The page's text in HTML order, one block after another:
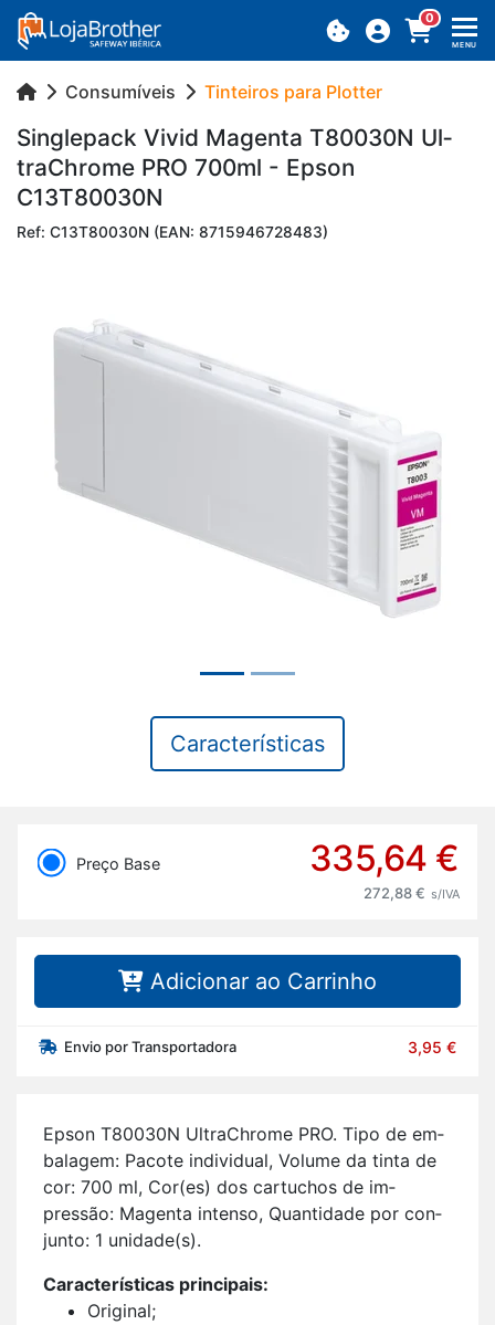
0
MENU
Consumíveis Tinteiros para Plotter
Sin­gle­pack Vivid Ma­genta T80030N Ul­
tra­Ch­rome PRO 700ml - Epson
C13T80030N
Ref: C13T80030N (EAN: 8715946728483)
Previous
Características
Preço Base 335,64 €
272,88 € s/IVA
Adicionar ao Carrinho
Envio por Transportadora 3,95 €
Epson T80030N Ul­tra­Ch­rome PRO. Tipo de em­
ba­lagem: Pa­cote in­di­vi­dual, Vo­lume da tinta de
cor: 700 ml, Cor(es) dos car­tu­chos de im­
pressão: Ma­genta in­tenso, Quan­ti­dade por con­
junto: 1 uni­dade(s).
Ca­rac­te­rís­ticas prin­ci­pais:
Ori­ginal;